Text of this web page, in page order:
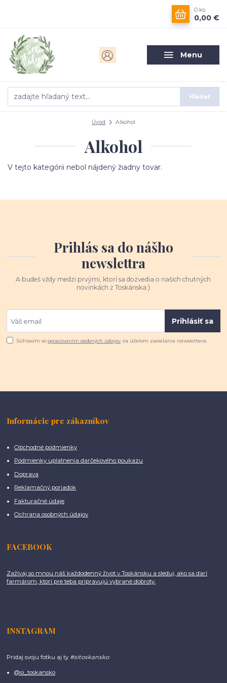
Menu
Hľadať
0 ks
0,00 €
Úvod Alkohol
Alkohol
V tejto kategórii nebol nájdený žiadny tovar.
Prihlás sa do nášho
newslettra
A budeš vždy medzi prvými, ktorí sa dozvedia o našich chutných
novinkách z Toskánska:)
Prihlásiť sa
Súhlasím sospracovaním osobných údajov za účelom zasielania newslettera.
Informácie pre zákazníkov
Obchodné podmienky
Podmienky uplatnenia darčekového poukazu
Doprava
Reklamačný poriadok
Fakturačné údaje
Ochrana osobných údajov
FACEBOOK
Zažívaj so mnou náš každodenný život v Toskánsku a sleduj, ako sa darí
farmárom, ktorí pre teba pripravujú vybrané dobroty.
INSTAGRAM
Pridaj svoju fotku aj ty #sitoskansko
@si_toskansko